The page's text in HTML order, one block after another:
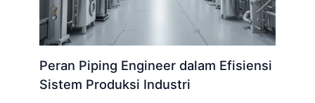
Peran Piping Engineer dalam Efisiensi
Sistem Produksi Industri